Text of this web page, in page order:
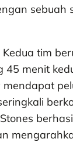
sebuah
tim
menit